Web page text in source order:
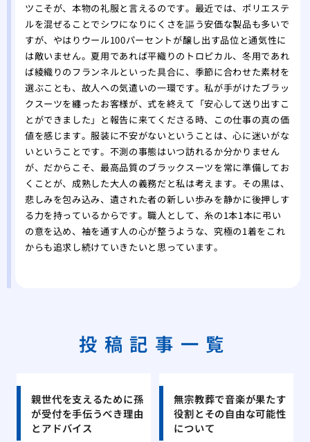
ツこそが、本物の礼服と言えるのです。最近では、ポリエステ
ルを混ぜることでシワになりにくさを謳う安価な製品も多いで
すが、やはりウール100パーセントが醸し出す品位と通気性に
は敵いません。夏用であれば平織りのトロピカル、冬用であれ
ば綾織りのフランネルといった具合に、季節に合わせた素材を
選ぶことも、故人への気遣いの一環です。私が手がけたブラッ
クスーツを纏ったお客様が、式を終えて「安心して送り出すこ
とができました」と報告に来てくださる時、この仕事の真の価
値を感じます。服装に不安がないということは、心に迷いがな
いということです。不測の事態はいつ訪れるか分かりません
が、だからこそ、最高品質のブラックスーツを常に準備してお
くことが、成熟した大人の義務だと私は考えます。その黒は、
悲しみを包み込み、遺された者の新しい歩みを静かに後押しす
る力を持っているからです。職人として、糸の1本1本に弔い
の意を込め、袖を通す人の心が整うような、究極の1着をこれ
からも追求し続けていきたいと思っています。
投稿記事一覧
親世代を支えるために孫
が受付を手伝うべき理由
とアドバイス
無宗教葬で音楽が果たす
役割とその自由な可能性
について